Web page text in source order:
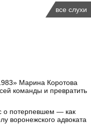
все слухи
Марина Коротова
команды и превратить
о потерпевшем — как
воронежского адвоката